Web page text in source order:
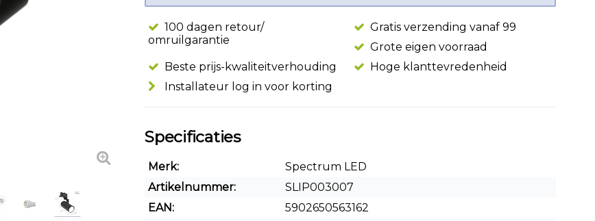
100 dagen retour/
omruilgarantie
Gratis verzending vanaf 99
Grote eigen voorraad
Beste prijs-kwaliteitverhouding
Hoge klanttevredenheid
Installateur log in voor korting
Specificaties
Merk:
Spectrum LED
Artikelnummer:
SLIP003007
EAN:
5902650563162